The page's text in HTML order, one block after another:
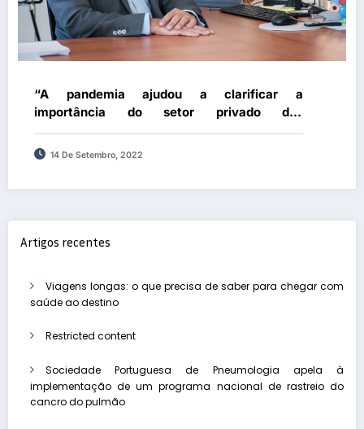
“A pandemia ajudou a clarificar a
importância do setor privado dos
laboratórios clínicos em Portugal”
14 De Setembro, 2022
Artigos recentes
Viagens longas: o que precisa de saber para chegar com
saúde ao destino
Restricted content
Sociedade Portuguesa de Pneumologia apela à
implementação de um programa nacional de rastreio do
cancro do pulmão